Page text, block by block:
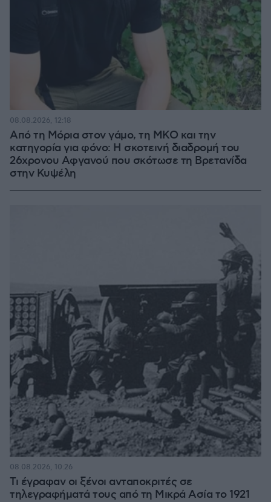
Από τη Μόρια στον γάμο, τη ΜΚΟ και την
κατηγορία για φόνο: Η σκοτεινή διαδρομή του
26χρονου Αφγανού που σκότωσε τη Βρετανίδα
στην Κυψέλη
08.08.2026, 12:18
Τι έγραφαν οι ξένοι ανταποκριτές σε
τηλεγραφήματά τους από τη Μικρά Ασία το 1921
08.08.2026, 10:26